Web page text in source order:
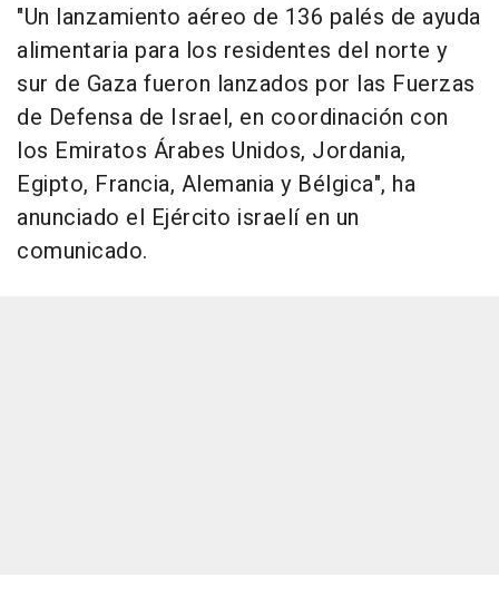
"Un lanzamiento aéreo de 136 palés de ayuda
alimentaria para los residentes del norte y
sur de Gaza fueron lanzados por las Fuerzas
de Defensa de Israel, en coordinación con
los Emiratos Árabes Unidos, Jordania,
Egipto, Francia, Alemania y Bélgica", ha
anunciado el Ejército israelí en un
comunicado.